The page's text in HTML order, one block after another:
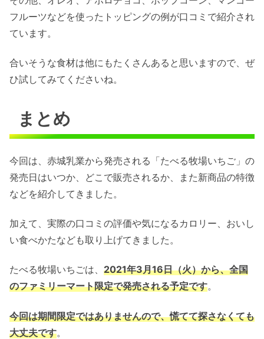
フルーツなどを使ったトッピングの例が口コミで紹介され
ています。
合いそうな食材は他にもたくさんあると思いますので、ぜ
ひ試してみてくださいね。
まとめ
今回は、赤城乳業から発売される「たべる牧場いちご」の
発売日はいつか、どこで販売されるか、また新商品の特徴
などを紹介してきました。
加えて、実際の口コミの評価や気になるカロリー、おいし
い食べかたなども取り上げてきました。
たべる牧場いちごは、 2021年3月16日（火）から、全国
のファミリーマート限定で発売される予定です。
今回は期間限定ではありませんので、慌てて探さなくても
大丈夫です。